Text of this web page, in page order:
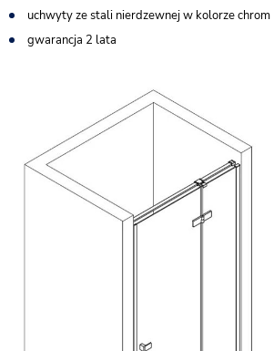
uchwyty ze stali nierdzewnej w kolorze chrom
gwarancja 2 lata